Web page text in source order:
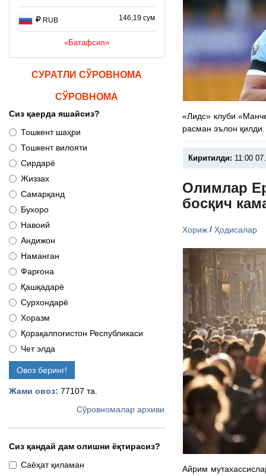
RUB 146,19 сум
«Батафсил»
СУРАТЛИ СЎРОВНОМА
СЎРОВНОМА
Сиз қаерда яшайсиз?
Тошкент шаҳри
Тошкент вилояти
Сирдарё
Жиззах
Самарқанд
Бухоро
Навоий
Андижон
Наманган
Фарғона
Қашқадарё
Сурхондарё
Хоразм
Қорақалпоғистон Республикаси
Чет элда
Овоз беринг!
Жами овоз: 77107 та.
Сўровномалар архиви
Сиз қандай дам олишни ёқтирасиз?
Саёҳат қиламан
«Лидс» клуби
расман эълон қилди.
Киритилди: 11:00
Олимлар
босқич
Хориж /Ҳодисалар
Айрим